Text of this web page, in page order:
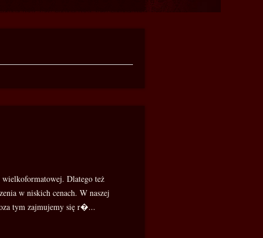
Dlatego też
w niskich cenach. W naszej
tym zajmujemy się r�...